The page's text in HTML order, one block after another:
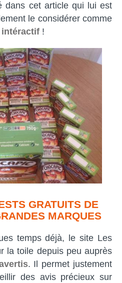
dans cet article qui lui est
le considérer comme
intéractif !
GRATUITS DE
MARQUES
temps déjà, le site Les
la toile depuis peu auprès
. Il permet justement
des avis précieux sur